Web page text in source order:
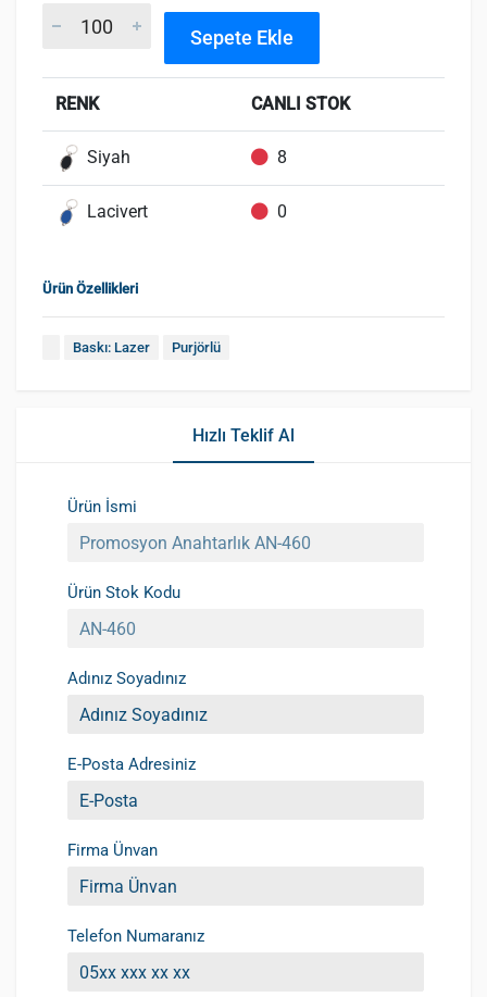
Sepete Ekle
RENK CANLI STOK
Siyah 8
Lacivert 0
Ürün Özellikleri
Baskı: Lazer Purjörlü
Hızlı Teklif Al
Ürün İsmi
Ürün Stok Kodu
Adınız Soyadınız
E-Posta Adresiniz
Firma Ünvan
Telefon Numaranız